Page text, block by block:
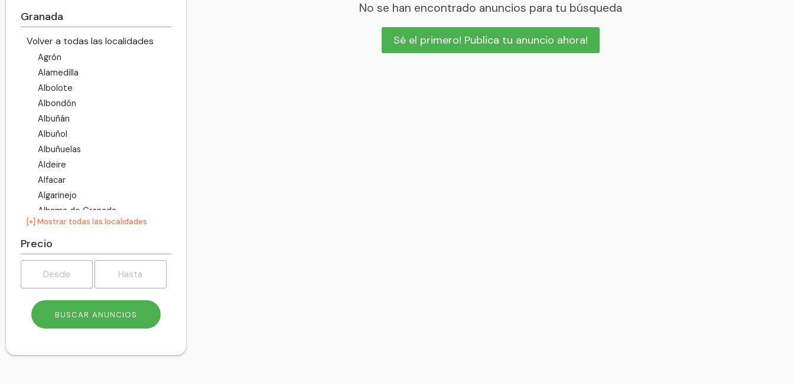
Granada
Volver a todas las localidades
Agrón
Alamedilla
Albolote
Albondón
Albuñán
Albuñol
Albuñuelas
Aldeire
Alfacar
Algarinejo
Alhama de Granada
Alhendín
Alicún de Ortega
Almegíjar
Almuñécar
Alpujarra de la Sierra
Alquife
Arenas del Rey
[+] Mostrar todas las localidades
Precio
No se han encontrado anuncios para tu búsqueda
Sé el primero! Publica tu anuncio ahora!